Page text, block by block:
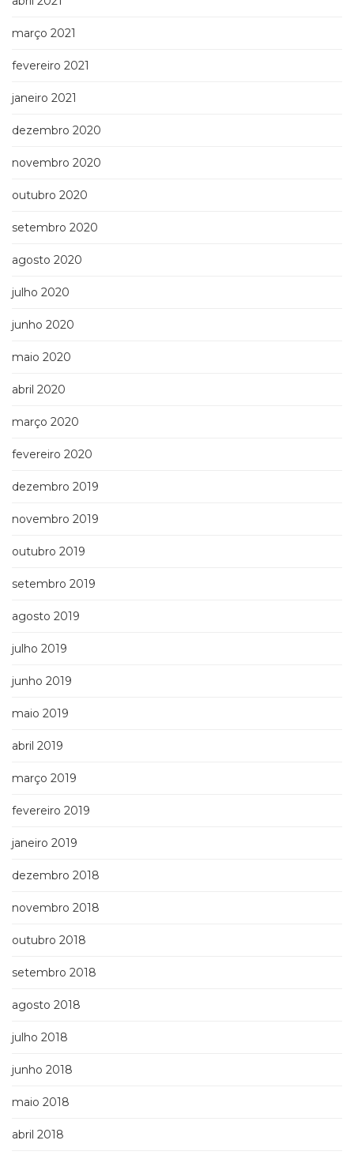
março 2021
fevereiro 2021
janeiro 2021
dezembro 2020
novembro 2020
outubro 2020
setembro 2020
agosto 2020
julho 2020
junho 2020
maio 2020
abril 2020
março 2020
fevereiro 2020
dezembro 2019
novembro 2019
outubro 2019
setembro 2019
agosto 2019
julho 2019
junho 2019
maio 2019
abril 2019
março 2019
fevereiro 2019
janeiro 2019
dezembro 2018
novembro 2018
outubro 2018
setembro 2018
agosto 2018
julho 2018
junho 2018
maio 2018
abril 2018